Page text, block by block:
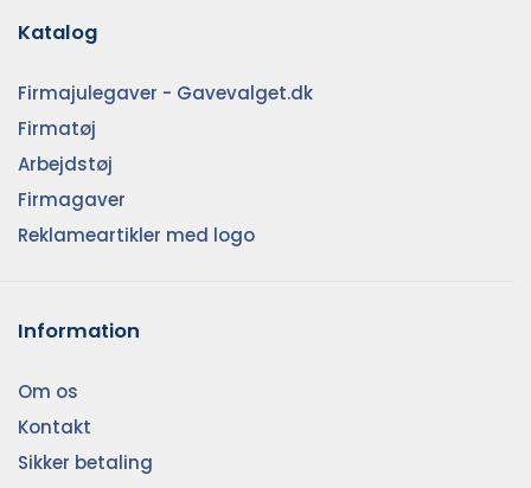
Katalog
Firmajulegaver - Gavevalget.dk
Firmatøj
Arbejdstøj
Firmagaver
Reklameartikler med logo
Information
Om os
Kontakt
Sikker betaling